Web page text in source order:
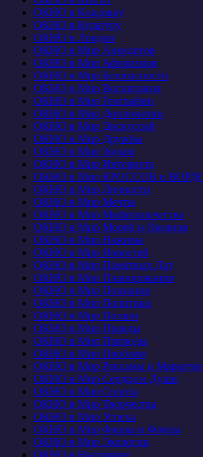
ОКНО в Кладовку
ОКНО в Культуру
ОКНО в Лондон
ОКНО в Мир Анекдотов
ОКНО в Мир Афоризмов
ОКНО в Мир Безопасности
ОКНО в Мир Воспитания
ОКНО в Мир Географии
ОКНО в Мир Дипломатии
ОКНО в Мир Дискуссий
ОКНО в Мир Дружбы
ОКНО в Мир Звуков
ОКНО в Мир Интернета
ОКНО в Мир КРОССОВ и
ОКНО в Мир Личности
ОКНО в Мир Мечты
ОКНО в Мир Мифотворчества
ОКНО в Мир Морей и Океанов
ОКНО в Мир Наживы
ОКНО в Мир Новостей
ОКНО в Мир Памятных Дат
ОКНО в Мир Планирования
ОКНО в Мир Познания
ОКНО в Мир Политики
ОКНО в Мир Поэзии
ОКНО в Мир Правды
ОКНО в Мир Природы
ОКНО в Мир Проблем
ОКНО в Мир Рекламы и
ОКНО в Мир Сердца и Души
ОКНО в Мир Спорта
ОКНО в Мир Творчества
ОКНО в Мир Успеха
ОКНО в Мир Флоры и Фауны
ОКНО в Мир Экологии
ОКНО в Настоящее